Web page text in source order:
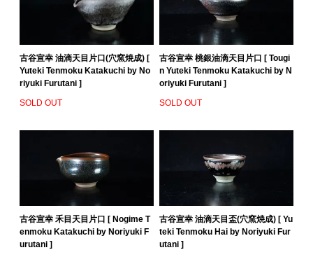
古谷宣幸 油滴天目片口(穴窯焼成) [
Yuteki Tenmoku Katakuchi by No
riyuki Furutani ]
SOLD OUT
古谷宣幸 桃銀油滴天目片口 [ Tougi
n Yuteki Tenmoku Katakuchi by N
oriyuki Furutani ]
SOLD OUT
古谷宣幸 禾目天目片口 [ Nogime T
enmoku Katakuchi by Noriyuki F
urutani ]
古谷宣幸 油滴天目盃(穴窯焼成) [ Yu
teki Tenmoku Hai by Noriyuki Fur
utani ]